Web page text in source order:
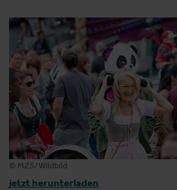
© MZS/Wildbild
jetzt herunterladen